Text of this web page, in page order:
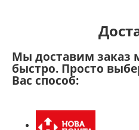
Мы доставим заказ
быстро. Просто
Вас способ: